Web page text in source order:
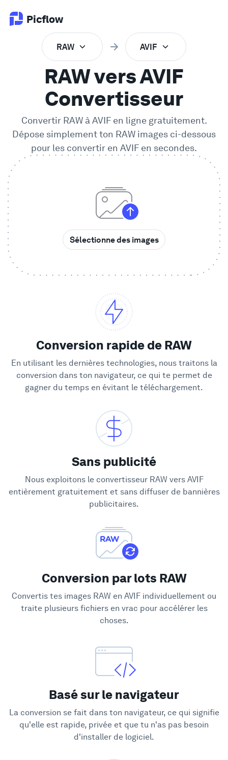
Picflow
Validation en Ligne
Galerie Client
Logiciel DAM
Entreprise
Comparer
Mur de l'Amour
RAW AVIF
RAW vers AVIF
Convertisseur
Convertir RAWàAVIFen ligne gratuitement.
Dépose simplement ton RAW images ci-dessous
pour les convertir en AVIF en secondes.
Sélectionne des images
Conversion rapide de RAW
En utilisant les dernières technologies, nous traitons la
conversion dans ton navigateur, ce qui te permet de
gagner du temps en évitant le téléchargement.
Sans publicité
Nous exploitons le convertisseur RAW vers AVIF
entièrement gratuitement et sans diffuser de bannières
publicitaires.
Conversion par lots RAW
Convertis tes images RAW en AVIF individuellement ou
traite plusieurs fichiers en vrac pour accélérer les
choses.
Basé sur le navigateur
La conversion se fait dans ton navigateur, ce qui signifie
qu'elle est rapide, privée et que tu n'as pas besoin
d'installer de logiciel.